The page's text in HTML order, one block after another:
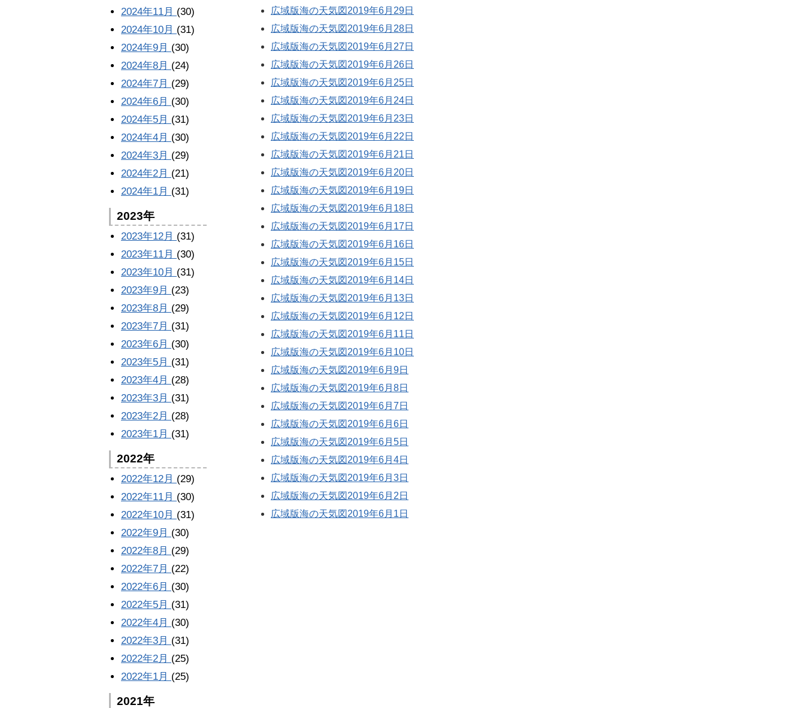
広域版海の天気図2019年6月29日
広域版海の天気図2019年6月28日
広域版海の天気図2019年6月27日
広域版海の天気図2019年6月26日
広域版海の天気図2019年6月25日
広域版海の天気図2019年6月24日
広域版海の天気図2019年6月23日
広域版海の天気図2019年6月22日
広域版海の天気図2019年6月21日
広域版海の天気図2019年6月20日
広域版海の天気図2019年6月19日
広域版海の天気図2019年6月18日
広域版海の天気図2019年6月17日
広域版海の天気図2019年6月16日
広域版海の天気図2019年6月15日
広域版海の天気図2019年6月14日
広域版海の天気図2019年6月13日
広域版海の天気図2019年6月12日
広域版海の天気図2019年6月11日
広域版海の天気図2019年6月10日
広域版海の天気図2019年6月9日
広域版海の天気図2019年6月8日
広域版海の天気図2019年6月7日
広域版海の天気図2019年6月6日
広域版海の天気図2019年6月5日
広域版海の天気図2019年6月4日
広域版海の天気図2019年6月3日
広域版海の天気図2019年6月2日
広域版海の天気図2019年6月1日
2024年11月 (30)
2024年10月 (31)
2024年9月 (30)
2024年8月 (24)
2024年7月 (29)
2024年6月 (30)
2024年5月 (31)
2024年4月 (30)
2024年3月 (29)
2024年2月 (21)
2024年1月 (31)
2023年
2023年12月 (31)
2023年11月 (30)
2023年10月 (31)
2023年9月 (23)
2023年8月 (29)
2023年7月 (31)
2023年6月 (30)
2023年5月 (31)
2023年4月 (28)
2023年3月 (31)
2023年2月 (28)
2023年1月 (31)
2022年
2022年12月 (29)
2022年11月 (30)
2022年10月 (31)
2022年9月 (30)
2022年8月 (29)
2022年7月 (22)
2022年6月 (30)
2022年5月 (31)
2022年4月 (30)
2022年3月 (31)
2022年2月 (25)
2022年1月 (25)
2021年